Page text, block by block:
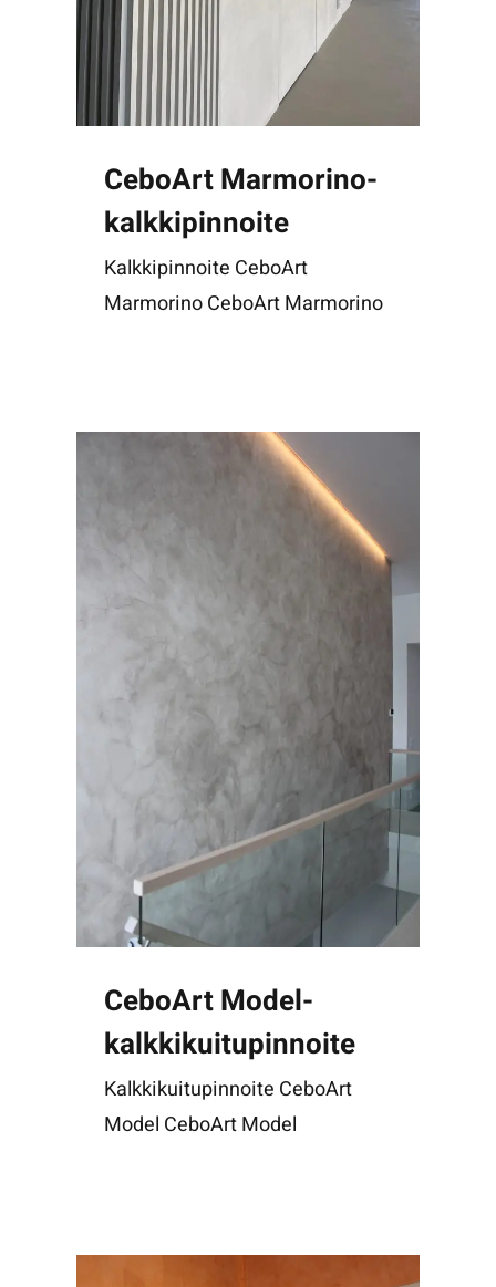
CeboArt Marmorino-
kalkkipinnoite
Kalkkipinnoite CeboArt
Marmorino CeboArt Marmorino
CeboArt Model-
kalkkikuitupinnoite
Kalkkikuitupinnoite CeboArt
Model CeboArt Model